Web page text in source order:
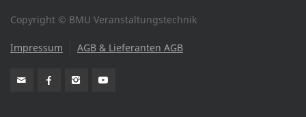
Copyright © BMU Veranstaltungstechnik
Impressum AGB & Lieferanten AGB